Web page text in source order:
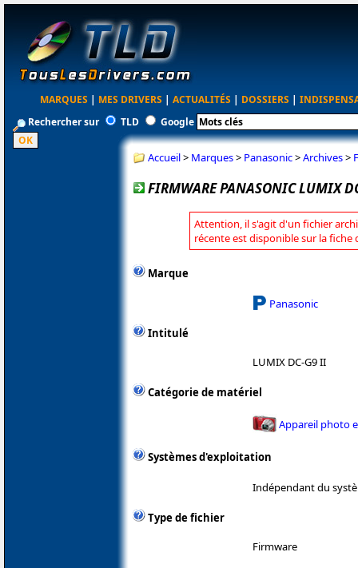
MARQUES | MES DRIVERS | ACTUALITÉS | DOSSIERS |
Rechercher sur
TLD Google
Accueil> Marques> Panasonic>Archives>
FIRMWARE PANASONIC LUMIX
Attention, il s'agit d'un fichier
récente est disponible sur la fiche
Marque
Panasonic
Intitulé
LUMIX DC-G9 II
Catégorie de matériel
Appareil photo
Systèmes d'exploitation
Indépendant du
Type de fichier
Firmware